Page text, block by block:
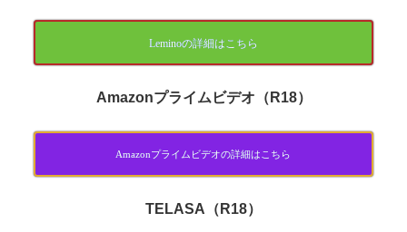
Leminoの詳細はこちら
Amazonプライムビデオ（R18）
Amazonプライムビデオの詳細はこちら
TELASA（R18）